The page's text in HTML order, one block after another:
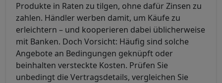
Produkte in Raten zu tilgen, ohne dafür Zinsen zu
zahlen. Händler werben damit, um Käufe zu
erleichtern – und kooperieren dabei üblicherweise
mit Banken. Doch Vorsicht: Häufig sind solche
Angebote an Bedingungen geknüpft oder
beinhalten versteckte Kosten. Prüfen Sie
unbedingt die Vertragsdetails, vergleichen Sie